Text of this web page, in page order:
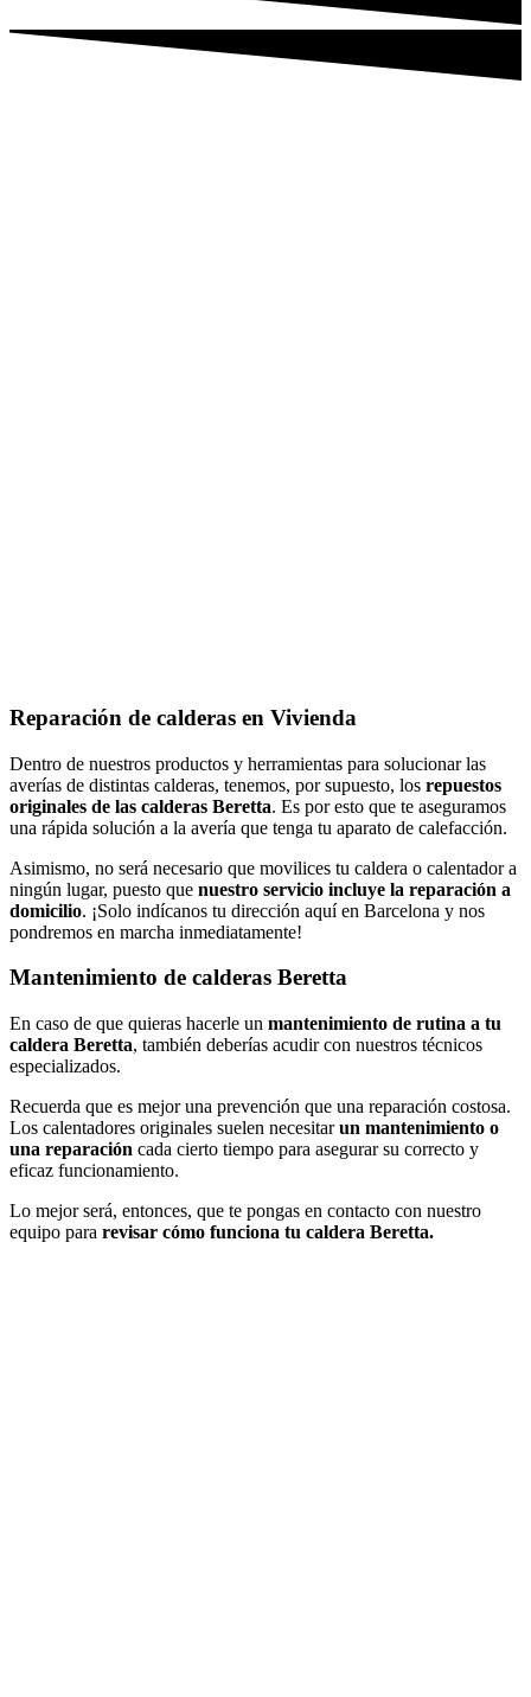
Reparación de calderas en Vivienda
Dentro de nuestros productos y herramientas para solucionar las
averías de distintas calderas, tenemos, por supuesto, los repuestos
originales de las calderas Beretta. Es por esto que te aseguramos
una rápida solución a la avería que tenga tu aparato de calefacción.
Asimismo, no será necesario que movilices tu caldera o calentador a
ningún lugar, puesto que nuestro servicio incluye la reparación a
domicilio. ¡Solo indícanos tu dirección aquí en Barcelona y nos
pondremos en marcha inmediatamente!
Mantenimiento de calderas Beretta
En caso de que quieras hacerle un mantenimiento de rutina a tu
caldera Beretta, también deberías acudir con nuestros técnicos
especializados.
Recuerda que es mejor una prevención que una reparación costosa.
Los calentadores originales suelen necesitarun mantenimiento o
una reparación cada cierto tiempo para asegurar su correcto y
eficaz funcionamiento.
Lo mejor será, entonces, que te pongas en contacto con nuestro
equipo para revisar cómo funciona tu caldera Beretta.